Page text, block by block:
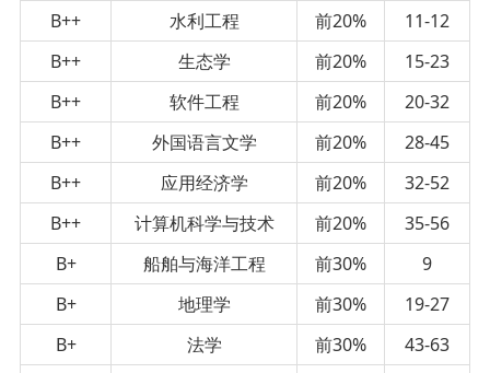
B++
水利工程 前20%
11-12
B++
生态学 前20%
15-23
B++
软件工程 前20%
20-32
B++
外国语言文学 前20%
28-45
B++
应用经济学 前20%
32-52
B++
计算机科学与技术 前20%
35-56
B+
船舶与海洋工程 前30%
9
B+
地理学 前30%
19-27
B+
法学 前30%
43-63